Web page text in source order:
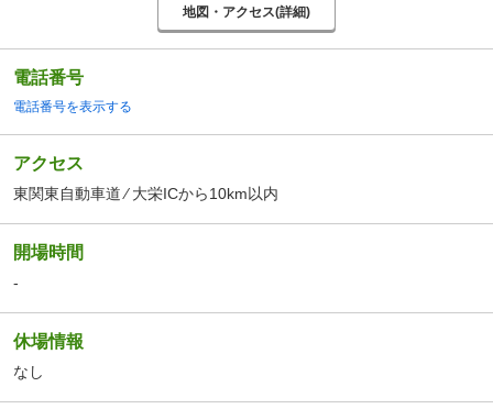
地図・アクセス(詳細)
電話番号
電話番号を表示する
アクセス
東関東自動車道 ⁄ 大栄ICから10km以内
開場時間
-
休場情報
なし